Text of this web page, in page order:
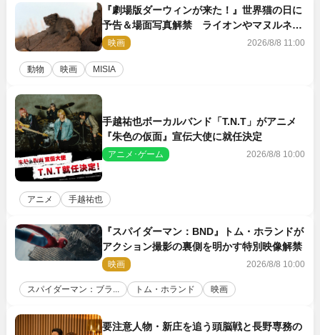
『劇場版ダーウィンが来た！』世界猫の日に
予告＆場面写真解禁 ライオンやマヌルネコ
の赤ちゃんが大集合
映画 2026/8/8 11:00
動物 映画 MISIA
手越祐也ボーカルバンド「T.N.T」がアニメ
『朱色の仮面』宣伝大使に就任決定
アニメ･ゲーム 2026/8/8 10:00
アニメ 手越祐也
『スパイダーマン：BND』トム・ホランドが
アクション撮影の裏側を明かす特別映像解禁
映画 2026/8/8 10:00
スパイダーマン：ブラ... トム・ホランド 映画
要注意人物・新庄を追う頭脳戦と長野専務の